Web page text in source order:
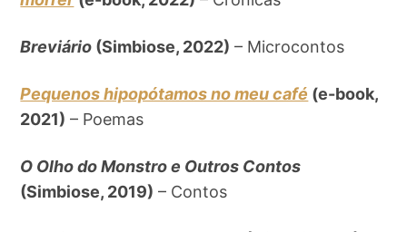
Breviário (Simbiose, 2022) – Microcontos
Pequenos hipopótamos no meu café (e-book,
2021) – Poemas
O Olho do Monstro e Outros Contos
(Simbiose, 2019) – Contos